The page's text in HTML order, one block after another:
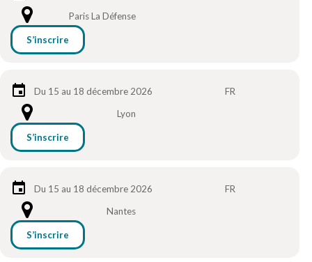
Paris La Défense
S’inscrire
Du 15 au 18 décembre 2026
FR
Lyon
S’inscrire
Du 15 au 18 décembre 2026
FR
Nantes
S’inscrire